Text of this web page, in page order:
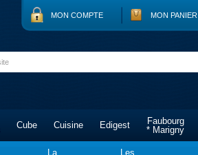
MON COMPTE MON PANIER
Cube Cuisine Edigest
Faubourg
* Marigny
La
Les